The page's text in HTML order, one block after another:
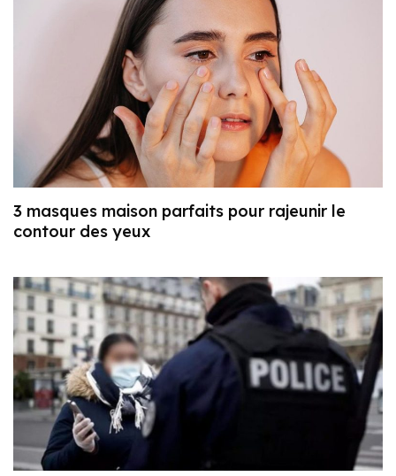
3 masques maison parfaits pour rajeunir le
contour des yeux